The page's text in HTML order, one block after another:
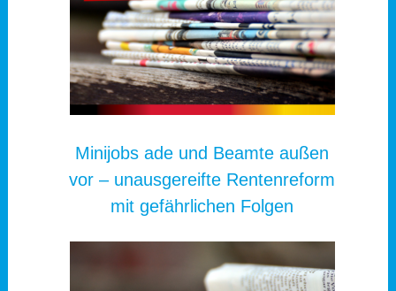
Minijobs ade und Beamte außen
vor – unausgereifte Rentenreform
mit gefährlichen Folgen